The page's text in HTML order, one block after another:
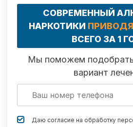
СОВРЕМЕННЫЙ
НАРКОТИКИ
ВСЕГО ЗА 1
Мы поможем
вариант
Даю согласие на обработку